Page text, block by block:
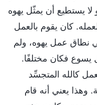
يستطيع أن يمثّل يهوه
كان يقوم بالعمل
عمل يهوه، ولم
يسوع فكان مختلفًا.
كالله المتجسِّد
يعني أنه قام